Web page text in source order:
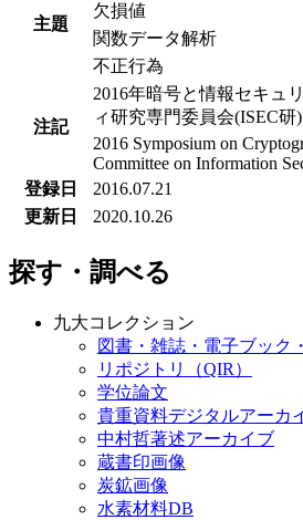
主題
欠損値
関数データ解析
不正行為
注記
2016年暗号と情報セキュ
ィ研究専門委員会(ISEC研)
2016 Symposium on
Committee on Information
登録日
2016.07.21
更新日
2020.10.26
探す・調べる
九大コレクション
図書・雑誌・電子ブック
リポジトリ（QIR）
学位論文
貴重資料デジタルアーカ
中村哲著述アーカイブ
蔵書印画像
炭鉱画像
水素材料DB